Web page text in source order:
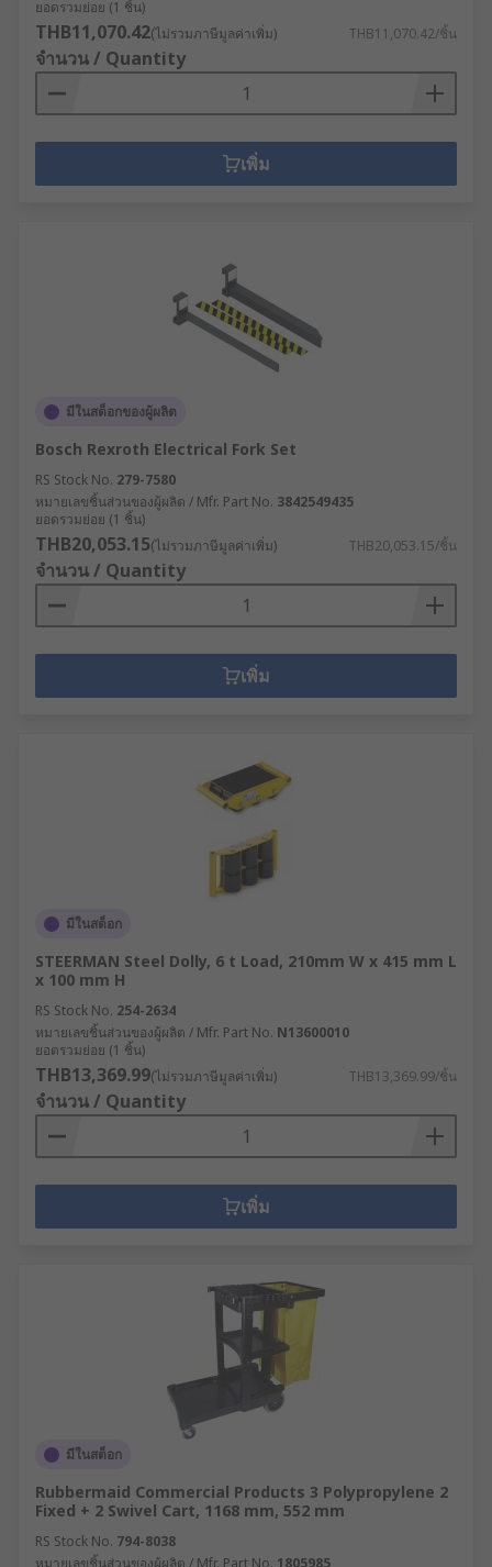
ยอดรวมย่อย (1 ชิ้น)
THB11,070.42(ไม่รวมภาษีมูลค่าเพิ่ม) THB11,070.42/ชิ้น
จำนวน / Quantity
เพิ่ม
มีในสต็อกของผู้ผลิต
Bosch Rexroth Electrical Fork Set
RS Stock No. 279-7580
หมายเลขชิ้นส่วนของผู้ผลิต / Mfr. Part No. 3842549435
ยอดรวมย่อย (1 ชิ้น)
THB20,053.15(ไม่รวมภาษีมูลค่าเพิ่ม) THB20,053.15/ชิ้น
จำนวน / Quantity
เพิ่ม
มีในสต็อก
STEERMAN Steel Dolly, 6 t Load, 210mm W x 415 mm L
x 100 mm H
RS Stock No. 254-2634
หมายเลขชิ้นส่วนของผู้ผลิต / Mfr. Part No. N13600010
ยอดรวมย่อย (1 ชิ้น)
THB13,369.99(ไม่รวมภาษีมูลค่าเพิ่ม) THB13,369.99/ชิ้น
จำนวน / Quantity
เพิ่ม
มีในสต็อก
Rubbermaid Commercial Products 3 Polypropylene 2
Fixed + 2 Swivel Cart, 1168 mm, 552 mm
RS Stock No. 794-8038
หมายเลขชิ้นส่วนของผู้ผลิต / Mfr. Part No. 1805985